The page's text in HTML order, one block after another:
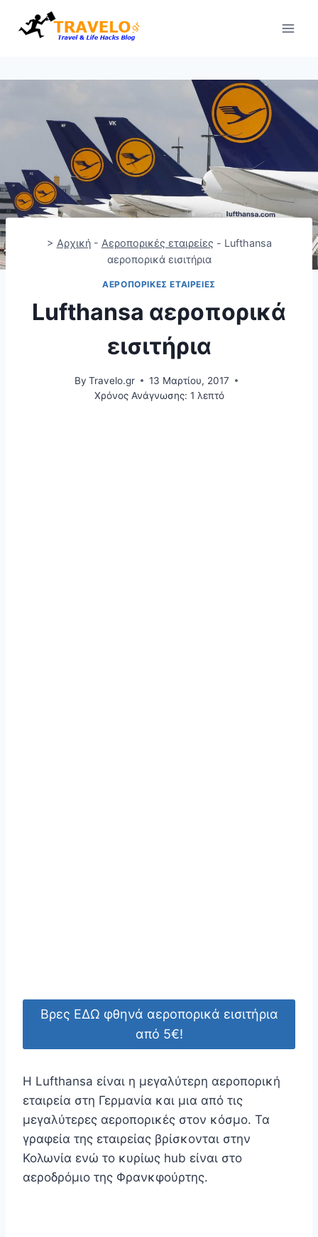
> Αρχική- Αεροπορικές εταιρείες - Lufthansa
αεροπορικά εισιτήρια
ΑΕΡΟΠΟΡΙΚΈΣ ΕΤΑΙΡΕΊΕΣ
Lufthansa αεροπορικά
εισιτήρια
By Travelo.gr
13 Μαρτίου, 2017
Χρόνος Ανάγνωσης: 1 λεπτό
Βρες ΕΔΩ φθηνά αεροπορικά εισιτήρια
από 5€!
Η Lufthansa είναι η μεγαλύτερη αεροπορική
εταιρεία στη Γερμανία και μια από τις
μεγαλύτερες αεροπορικές στον κόσμο. Τα
γραφεία της εταιρείας βρίσκονται στην
Κολωνία ενώ το κυρίως hub είναι στο
αεροδρόμιο της Φρανκφούρτης.